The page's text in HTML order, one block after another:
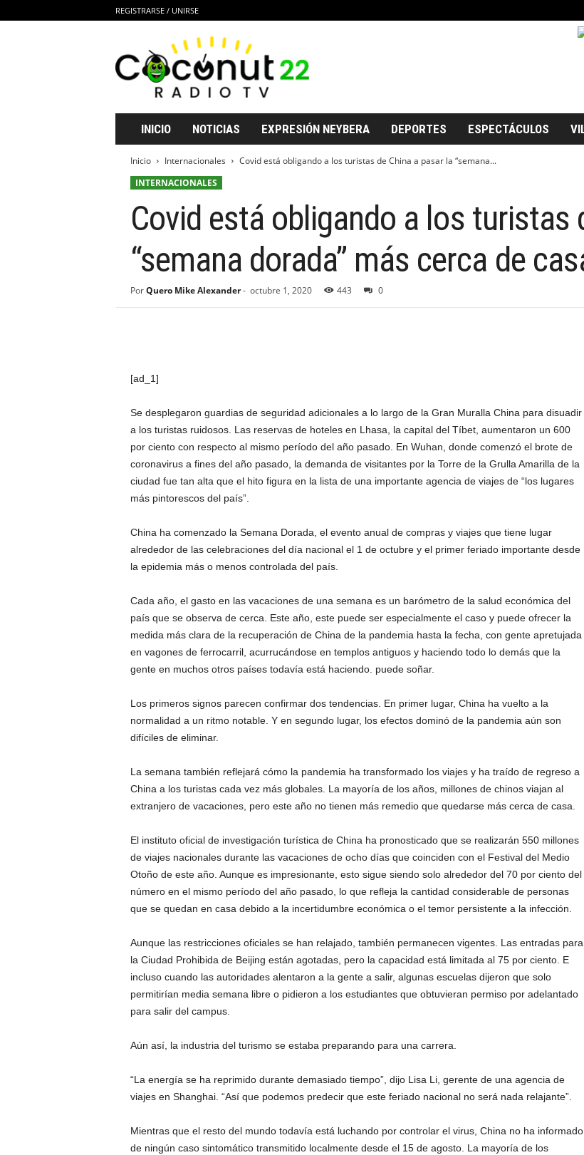
REGISTRARSE / UNIRSE
c
o
INICIO NOTICIAS EXPRESIÓN NEYBERA DEPORTES ESPECTÁCULOS
Inicio Internacionales
Covid está obligando a los turistas de China a pasar la “semana...
INTERNACIONALES
Covid está obligando a los turistas
“semana dorada” más cerca de
Por Quero Mike Alexander- octubre 1, 2020 443 0
[ad_1]
Se desplegaron guardias de seguridad adicionales a lo largo de la Gran Muralla China para disuadir
a los turistas ruidosos. Las reservas de hoteles en Lhasa, la capital del Tíbet, aumentaron un 600
por ciento con respecto al mismo período del año pasado. En Wuhan, donde comenzó el brote de
coronavirus a fines del año pasado, la demanda de visitantes por la Torre de la Grulla Amarilla de la
ciudad fue tan alta que el hito figura en la lista de una importante agencia de viajes de “los lugares
más pintorescos del país”.
China ha comenzado la Semana Dorada, el evento anual de compras y viajes que tiene lugar
alrededor de las celebraciones del día nacional el 1 de octubre y el primer feriado importante desde
la epidemia más o menos controlada del país.
Cada año, el gasto en las vacaciones de una semana es un barómetro de la salud económica del
país que se observa de cerca. Este año, este puede ser especialmente el caso y puede ofrecer la
medida más clara de la recuperación de China de la pandemia hasta la fecha, con gente apretujada
en vagones de ferrocarril, acurrucándose en templos antiguos y haciendo todo lo demás que la
gente en muchos otros países todavía está haciendo. puede soñar.
Los primeros signos parecen confirmar dos tendencias. En primer lugar, China ha vuelto a la
normalidad a un ritmo notable. Y en segundo lugar, los efectos dominó de la pandemia aún son
difíciles de eliminar.
La semana también reflejará cómo la pandemia ha transformado los viajes y ha traído de regreso a
China a los turistas cada vez más globales. La mayoría de los años, millones de chinos viajan al
extranjero de vacaciones, pero este año no tienen más remedio que quedarse más cerca de casa.
El instituto oficial de investigación turística de China ha pronosticado que se realizarán 550 millones
de viajes nacionales durante las vacaciones de ocho días que coinciden con el Festival del Medio
Otoño de este año. Aunque es impresionante, esto sigue siendo solo alrededor del 70 por ciento del
número en el mismo período del año pasado, lo que refleja la cantidad considerable de personas
que se quedan en casa debido a la incertidumbre económica o el temor persistente a la infección.
Aunque las restricciones oficiales se han relajado, también permanecen vigentes. Las entradas para
la Ciudad Prohibida de Beijing están agotadas, pero la capacidad está limitada al 75 por ciento. E
incluso cuando las autoridades alentaron a la gente a salir, algunas escuelas dijeron que solo
permitirían media semana libre o pidieron a los estudiantes que obtuvieran permiso por adelantado
para salir del campus.
Aún así, la industria del turismo se estaba preparando para una carrera.
“La energía se ha reprimido durante demasiado tiempo”, dijo Lisa Li, gerente de una agencia de
viajes en Shanghai. “Así que podemos predecir que este feriado nacional no será nada relajante”.
Mientras que el resto del mundo todavía está luchando por controlar el virus, China no ha informado
de ningún caso sintomático transmitido localmente desde el 15 de agosto. La mayoría de los